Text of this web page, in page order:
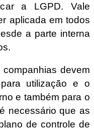
a LGPD. Vale
aplicada em todos
a parte interna
devem
utilização e o
e também para o
necessário que as
de controle de